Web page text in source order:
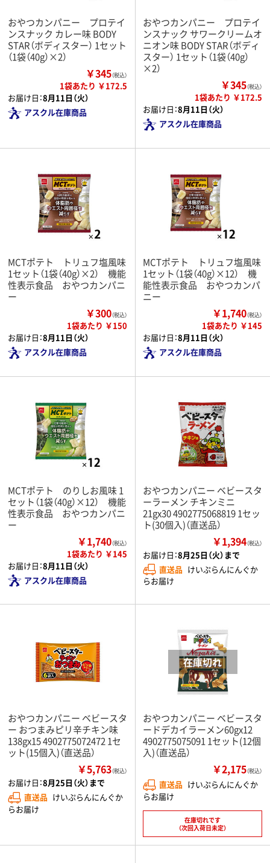
おやつカンパニー プロテイ
ンスナック カレー味 BODY
STAR（ボディスター） 1セット
（1袋（40g）×2）
￥345（税込）
1袋あたり ￥172.5
お届け日：8月11日（火）
アスクル在庫商品
おやつカンパニー プロテイ
ンスナック サワークリームオ
ニオン味 BODY STAR（ボディ
スター） 1セット（1袋（40g）
×2）
￥345（税込）
1袋あたり ￥172.5
お届け日：8月11日（火）
アスクル在庫商品
MCTポテト トリュフ塩風味
1セット（1袋（40g）×2） 機能
性表示食品 おやつカンパニ
ー
￥300（税込）
1袋あたり ￥150
お届け日：8月11日（火）
アスクル在庫商品
MCTポテト トリュフ塩風味
1セット（1袋（40g）×12） 機
能性表示食品 おやつカンパ
ニー
￥1,740（税込）
1袋あたり ￥145
お届け日：8月11日（火）
アスクル在庫商品
MCTポテト のりしお風味 1
セット（1袋（40g）×12） 機能
性表示食品 おやつカンパニ
ー
￥1,740（税込）
1袋あたり ￥145
お届け日：8月11日（火）
アスクル在庫商品
おやつカンパニー ベビースタ
ーラーメン チキンミニ
21gx30 4902775068819 1セッ
ト(30個入)（直送品）
￥1,394（税込）
お届け日：8月25日（火）まで
直送品 けいぷらんにんぐか
らお届け
おやつカンパニー ベビースタ
ー おつまみピリ辛チキン味
138gx15 4902775072472 1セ
ット(15個入)（直送品）
￥5,763（税込）
お届け日：8月25日（火）まで
直送品 けいぷらんにんぐか
らお届け
おやつカンパニー ベビースタ
ードデカイラーメン60gx12
4902775075091 1セット(12個
入)（直送品）
￥2,175（税込）
直送品 けいぷらんにんぐか
らお届け
在庫切れです
（次回入荷日未定）